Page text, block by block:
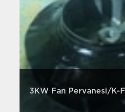
3KW Fan Pervanesi/K-